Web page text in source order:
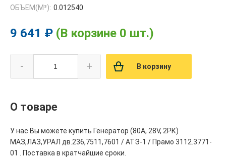
ОБЪЕМ(M³): 0.012540
9 641 ₽ (В корзине 0 шт.)
- + В корзину
О товаре
У нас Вы можете купить Генератор (80А, 28V, 2РК)
МАЗ,ЛАЗ,УРАЛ дв.236,7511,7601 / АТЭ-1 / Прамо 3112.3771-
01 . Поставка в кратчайшие сроки.